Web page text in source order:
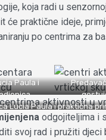
koja radi u
će praktične ideje,
po centrima za
Paula i
Lucia Paula i praktična
odgojiteljima i
svoj rad i pružiti djeci